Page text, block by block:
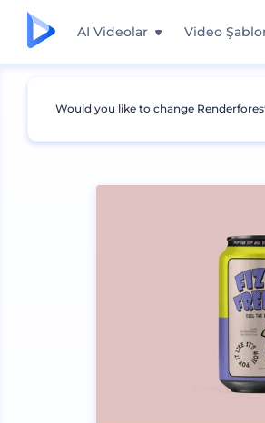
AI Videolar Video
Mockuplar Ambalaj
Would you like to change